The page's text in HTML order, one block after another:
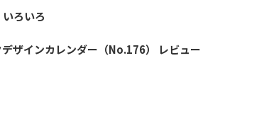
ろいろ
ザインカレンダー（No.176） レビュー